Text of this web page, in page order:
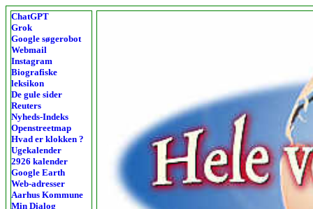
ChatGPT
Grok
Google søgerobot
Webmail
Instagram
Biografiske
leksikon
De gule sider
Reuters
Nyheds-Indeks
Openstreetmap
Hvad er klokken ?
Ugekalender
2926 kalender
Google Earth
Web-adresser
Aarhus Kommune
Min Dialog